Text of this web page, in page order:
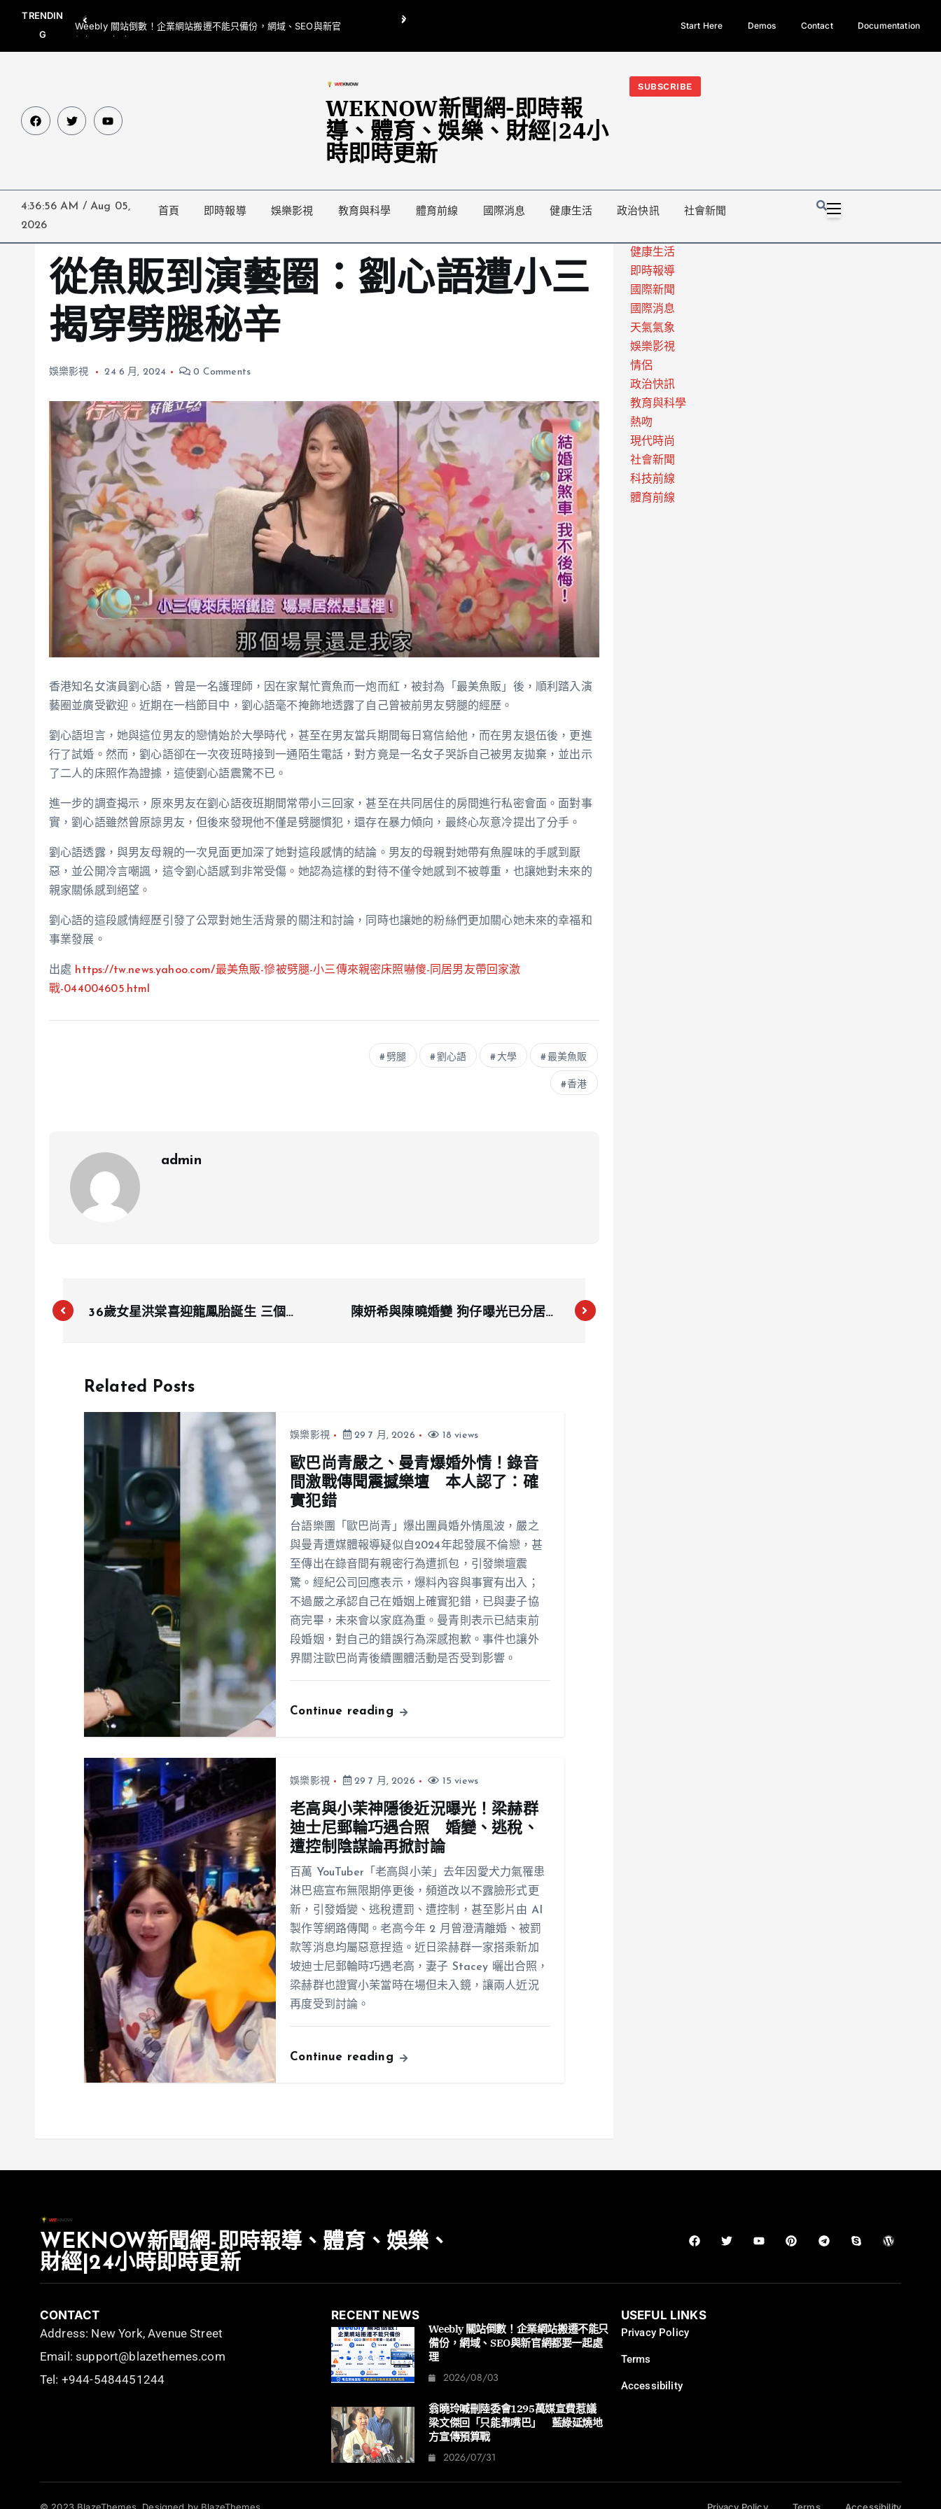
TRENDIN
G
Weebly 關站倒數！企業網站搬遷不能只備份，網域、SEO與新官
網都要一起處理
翁曉玲喊刪陸委會1295萬媒宣費惹議 梁文傑回「只能靠嘴巴」
今日熱門新聞TOP3｜西拉雅族正式成第17個原住民族、立院電競
光電場回
Start Here Demos Contact Documentation
WEKNOW新聞網-即時報
導、體育、娛樂、財經|24小
時即時更新
SUBSCRIBE
4:36:57 AM / Aug 05,
2026
首頁 即時報導 娛樂影視 教育與科學 體育前線 國際消息 健康生活 政治快訊 社會新聞
從魚販到演藝圈：劉心語遭小三
揭穿劈腿秘辛
娛樂影視 24 6 月, 2024 0 Comments
香港知名女演員劉心語，曾是一名護理師，因在家幫忙賣魚而一炮而紅，被封為「最美魚販」後，順利踏入演
藝圈並廣受歡迎。近期在一档節目中，劉心語毫不掩飾地透露了自己曾被前男友劈腿的經歷。
劉心語坦言，她與這位男友的戀情始於大學時代，甚至在男友當兵期間每日寫信給他，而在男友退伍後，更進
行了試婚。然而，劉心語卻在一次夜班時接到一通陌生電話，對方竟是一名女子哭訴自己被男友拋棄，並出示
了二人的床照作為證據，這使劉心語震驚不已。
進一步的調查揭示，原來男友在劉心語夜班期間常帶小三回家，甚至在共同居住的房間進行私密會面。面對事
實，劉心語雖然曾原諒男友，但後來發現他不僅是劈腿慣犯，還存在暴力傾向，最終心灰意冷提出了分手。
劉心語透露，與男友母親的一次見面更加深了她對這段感情的結論。男友的母親對她帶有魚腥味的手感到厭
惡，並公開冷言嘲諷，這令劉心語感到非常受傷。她認為這樣的對待不僅令她感到不被尊重，也讓她對未來的
親家關係感到絕望。
劉心語的這段感情經歷引發了公眾對她生活背景的關注和討論，同時也讓她的粉絲們更加關心她未來的幸福和
事業發展。
出處 https://tw.news.yahoo.com/最美魚販-慘被劈腿-小三傳來親密床照嚇傻-同居男友帶回家激
戰-044004605.html
劈腿 劉心語 大學 最美魚販
香港
admin
36歲女星洪棠喜迎龍鳳胎誕生 三個月
陳妍希與陳曉婚變 狗仔曝光已分居半
Related Posts
娛樂影視 29 7 月, 2026 18 views
歐巴尚青嚴之、曼青爆婚外情！錄音
間激戰傳聞震撼樂壇 本人認了：確
實犯錯
台語樂團「歐巴尚青」爆出團員婚外情風波，嚴之
與曼青遭媒體報導疑似自2024年起發展不倫戀，甚
至傳出在錄音間有親密行為遭抓包，引發樂壇震
驚。經紀公司回應表示，爆料內容與事實有出入；
不過嚴之承認自己在婚姻上確實犯錯，已與妻子協
商完畢，未來會以家庭為重。曼青則表示已結束前
段婚姻，對自己的錯誤行為深感抱歉。事件也讓外
界關注歐巴尚青後續團體活動是否受到影響。
Continue reading
娛樂影視 29 7 月, 2026 15 views
老高與小茉神隱後近況曝光！梁赫群
迪士尼郵輪巧遇合照 婚變、逃稅、
遭控制陰謀論再掀討論
百萬 YouTuber「老高與小茉」去年因愛犬力氣罹患
淋巴癌宣布無限期停更後，頻道改以不露臉形式更
新，引發婚變、逃稅遭罰、遭控制，甚至影片由 AI
製作等網路傳聞。老高今年 2 月曾澄清離婚、被罰
款等消息均屬惡意捏造。近日梁赫群一家搭乘新加
坡迪士尼郵輪時巧遇老高，妻子 Stacey 曬出合照，
梁赫群也證實小茉當時在場但未入鏡，讓兩人近況
再度受到討論。
Continue reading
健康生活
即時報導
國際新聞
國際消息
天氣氣象
娛樂影視
情侶
政治快訊
教育與科學
熱吻
現代時尚
社會新聞
科技前線
體育前線
WEKNOW新聞網-即時報導、體育、娛樂、
財經|24小時即時更新
CONTACT
Address: New York, Avenue Street
Email: support@blazethemes.com
Tel: +944-5484451244
RECENT NEWS
Weebly 關站倒數！企業網站搬遷不能只
備份，網域、SEO與新官網都要一起處
理
2026/08/03
翁曉玲喊刪陸委會1295萬媒宣費惹議
梁文傑回「只能靠嘴巴」 藍綠延燒地
方宣傳預算戰
2026/07/31
USEFUL LINKS
Privacy Policy
Terms
Accessibility